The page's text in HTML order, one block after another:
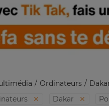
Ordinateurs
Dakar